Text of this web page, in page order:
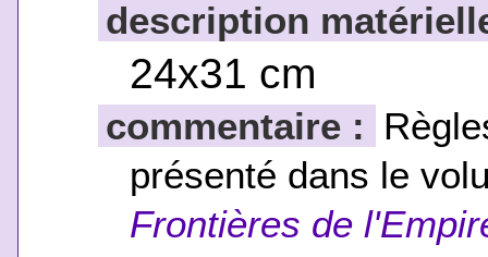
description
24x31 cm
commentaire :
présenté dans le
Frontières de